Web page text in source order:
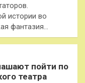
истории во
фантазия…
пойти по
театра